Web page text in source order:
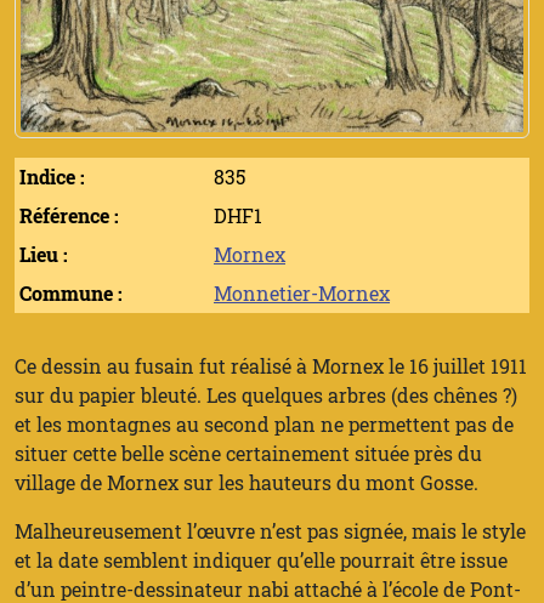
Indice :
835
Référence :
DHF1
Lieu :
Mornex
Commune :
Monnetier-Mornex
Ce dessin au fusain fut réalisé à Mornex le 16 juillet 1911
sur du papier bleuté. Les quelques arbres (des chênes ?)
et les montagnes au second plan ne permettent pas de
situer cette belle scène certainement située près du
village de Mornex sur les hauteurs du mont Gosse.
Malheureusement l’œuvre n’est pas signée, mais le style
et la date semblent indiquer qu’elle pourrait être issue
d’un peintre-dessinateur nabi attaché à l’école de Pont-